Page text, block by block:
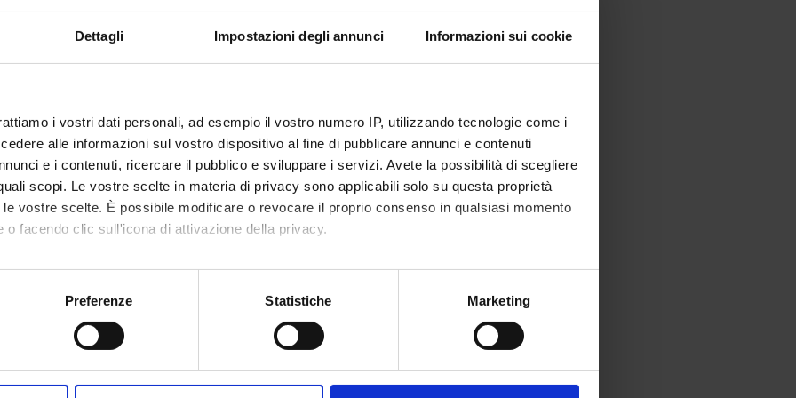
Dettagli Impostazioni degli annunci Informazioni sui cookie
i vostri dati personali, ad esempio il vostro numero IP, utilizzando tecnologie come i
alle informazioni sul vostro dispositivo al fine di pubblicare annunci e contenuti
e i contenuti, ricercare il pubblico e sviluppare i servizi. Avete la possibilità di scegliere
scopi. Le vostre scelte in materia di privacy sono applicabili solo su questa proprietà
vostre scelte. È possibile modificare o revocare il proprio consenso in qualsiasi momento
o facendo clic sull'icona di attivazione della privacy.
anche:
sulla tua posizione geografica, con un'approssimazione di qualche metro,
in qualsiasi momento dalla Dichiarazione sui cookie.
Preferenze Statistiche Marketing
processing and an overview on images in hospitals.
processing.
CT, MRI, US, PET, ecc.
image applications: Computer Aided Diagnosis, surgical planning, simulation
Surface and Volume rendering techniques
and visualization.
used 3D-4D recosntruction and visualization used in the medical practice
in color space, Graph cuts, Watershed, MRFs
3D deformable models